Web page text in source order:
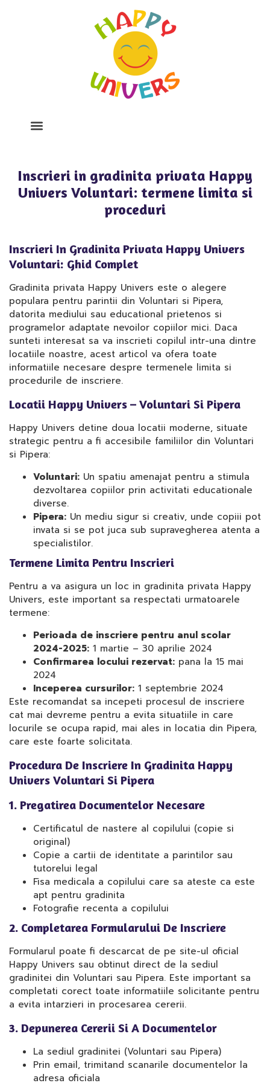
Inscrieri in gradinita privata Happy
Univers Voluntari: termene limita si
proceduri
Inscrieri In Gradinita Privata Happy Univers
Voluntari: Ghid Complet
Gradinita privata Happy Univers este o alegere
populara pentru parintii din Voluntari si Pipera,
datorita mediului sau educational prietenos si
programelor adaptate nevoilor copiilor mici. Daca
sunteti interesat sa va inscrieti copilul intr-una dintre
locatiile noastre, acest articol va ofera toate
informatiile necesare despre termenele limita si
procedurile de inscriere.
Locatii Happy Univers – Voluntari Si Pipera
Happy Univers detine doua locatii moderne, situate
strategic pentru a fi accesibile familiilor din Voluntari
si Pipera:
Voluntari: Un spatiu amenajat pentru a stimula
dezvoltarea copiilor prin activitati educationale
diverse.
Pipera: Un mediu sigur si creativ, unde copiii pot
invata si se pot juca sub supravegherea atenta a
specialistilor.
Termene Limita Pentru Inscrieri
Pentru a va asigura un loc in gradinita privata Happy
Univers, este important sa respectati urmatoarele
termene:
Perioada de inscriere pentru anul scolar
2024-2025: 1 martie – 30 aprilie 2024
Confirmarea locului rezervat: pana la 15 mai
2024
Inceperea cursurilor: 1 septembrie 2024
Este recomandat sa incepeti procesul de inscriere
cat mai devreme pentru a evita situatiile in care
locurile se ocupa rapid, mai ales in locatia din Pipera,
care este foarte solicitata.
Procedura De Inscriere In Gradinita Happy
Univers Voluntari Si Pipera
1. Pregatirea Documentelor Necesare
Certificatul de nastere al copilului (copie si
original)
Copie a cartii de identitate a parintilor sau
tutorelui legal
Fisa medicala a copilului care sa ateste ca este
apt pentru gradinita
Fotografie recenta a copilului
2. Completarea Formularului De Inscriere
Formularul poate fi descarcat de pe site-ul oficial
Happy Univers sau obtinut direct de la sediul
gradinitei din Voluntari sau Pipera. Este important sa
completati corect toate informatiile solicitante pentru
a evita intarzieri in procesarea cererii.
3. Depunerea Cererii Si A Documentelor
La sediul gradinitei (Voluntari sau Pipera)
Prin email, trimitand scanarile documentelor la
adresa oficiala